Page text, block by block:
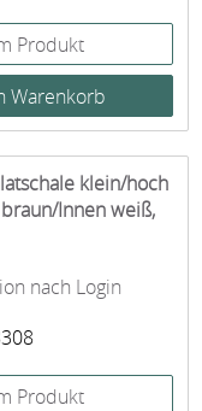
Produkt
klein/hoch
Innen weiß,
nach Login
Produkt